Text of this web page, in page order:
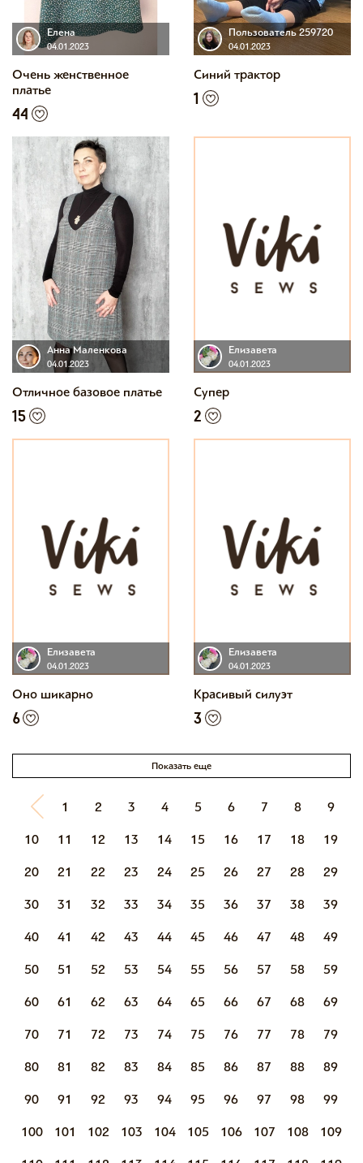
Елена
04.01.2023
Очень женственное
платье
44
Пользователь 259720
04.01.2023
Синий трактор
1
Анна Маленкова
04.01.2023
Отличное базовое платье
15
Елизавета
04.01.2023
Супер
2
Елизавета
04.01.2023
Оно шикарно
6
Елизавета
04.01.2023
Красивый силуэт
3
Показать еще
1 2 3 4 5 6 7 8 9
10 11 12 13 14 15 16 17 18 19
20 21 22 23 24 25 26 27 28 29
30 31 32 33 34 35 36 37 38 39
40 41 42 43 44 45 46 47 48 49
50 51 52 53 54 55 56 57 58 59
60 61 62 63 64 65 66 67 68 69
70 71 72 73 74 75 76 77 78 79
80 81 82 83 84 85 86 87 88 89
90 91 92 93 94 95 96 97 98 99
100 101 102 103 104 105 106 107 108 109